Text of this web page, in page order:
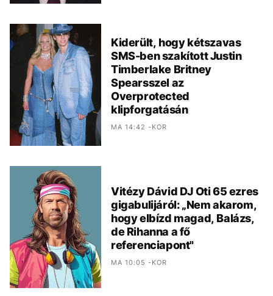
Kiderült, hogy kétszavas
SMS-ben szakított Justin
Timberlake Britney
Spearsszel az
Overprotected
klipforgatásán
MA 14:42 -KOR
Vitézy Dávid DJ Oti 65 ezres
gigabulijáról: „Nem akarom,
hogy elbízd magad, Balázs,
de Rihanna a fő
referenciapont"
MA 10:05 -KOR